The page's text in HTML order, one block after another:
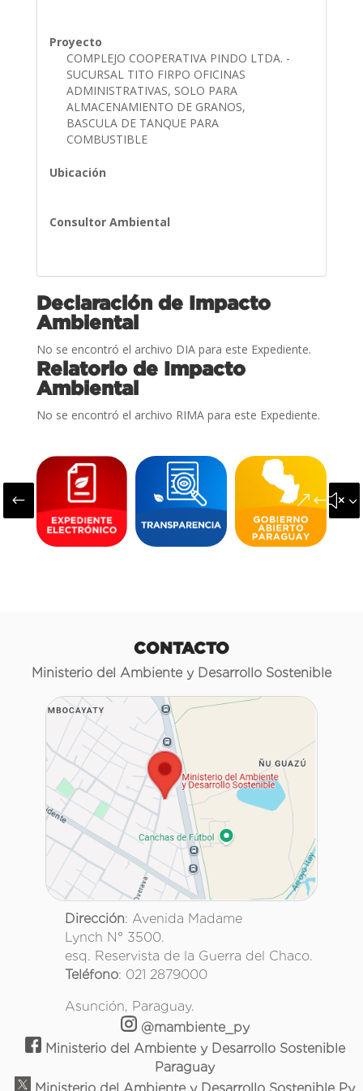
Proyecto
COMPLEJO COOPERATIVA PINDO LTDA. -
SUCURSAL TITO FIRPO OFICINAS
ADMINISTRATIVAS, SOLO PARA
ALMACENAMIENTO DE GRANOS,
BASCULA DE TANQUE PARA
COMBUSTIBLE
Ubicación
Consultor Ambiental
Declaración de Impacto
Ambiental
No se encontró el archivo DIA para este Expediente.
Relatorio de Impacto
Ambiental
No se encontró el archivo RIMA para este Expediente.
#
CONTACTO
Ministerio del Ambiente y Desarrollo Sostenible
Dirección: Avenida Madame
Lynch N° 3500.
esq. Reservista de la Guerra del Chaco.
Teléfono: 021 2879000
Asunción, Paraguay.
@mambiente_py
Ministerio del Ambiente y Desarrollo Sostenible
Paraguay